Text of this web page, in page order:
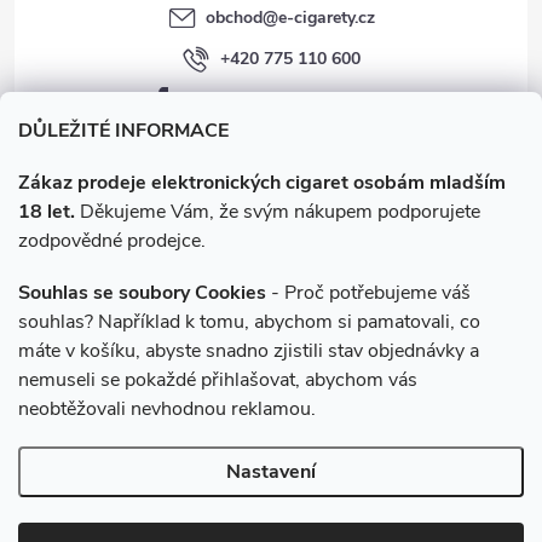
DŮLEŽITÉ INFORMACE
Zákaz prodeje elektronických cigaret osobám mladším
18 let. Děkujeme Vám, že svým nákupem podporujete
zodpovědné prodejce.
Souhlas se soubory Cookies - Proč potřebujeme váš
souhlas? Například k tomu, abychom si pamatovali, co
máte v košíku, abyste snadno zjistili stav objednávky a
nemuseli se pokaždé přihlašovat, abychom vás
neobtěžovali nevhodnou reklamou.
Nastavení
obchod@e-cigarety.cz
+420 775 110 600
facebook.com/e-cigarety.cz
Instagram
e-cigarety.cz. Všechna práva vyhrazena.
nastavení cookies